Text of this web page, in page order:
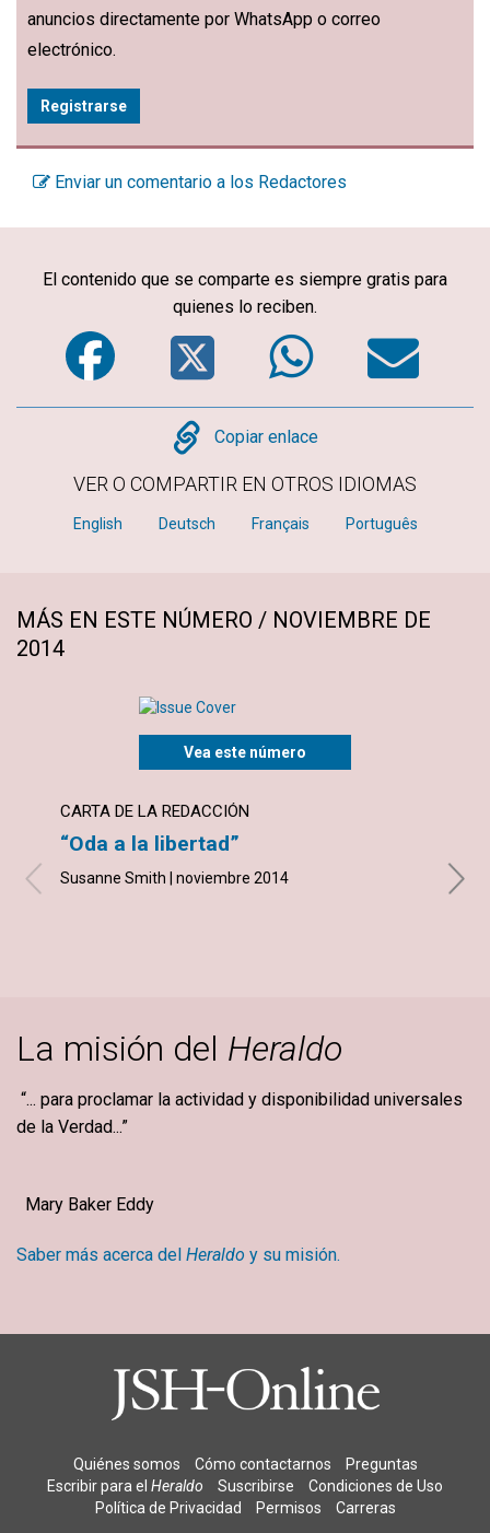
anuncios directamente por WhatsApp o correo
electrónico.
Registrarse
Enviar un comentario a los Redactores
El contenido que se comparte es siempre gratis para
quienes lo reciben.
Facebook
Twitter
Copy
Copiar enlace
VER O COMPARTIR EN OTROS IDIOMAS
English Deutsch Français Português
MÁS EN ESTE NÚMERO / NOVIEMBRE DE
2014
Vea este número
CARTA DE LA REDACCIÓN
“Oda a la libertad”
Susanne Smith | noviembre 2014
La misión del Heraldo
“... para proclamar la actividad y disponibilidad universales
de la Verdad...”
Mary Baker Eddy
Saber más acerca del Heraldo y su misión.
Quiénes somos Cómo contactarnos
Preguntas
Escribir para el Heraldo Suscribirse
Condiciones de Uso
Política de Privacidad
Permisos Carreras